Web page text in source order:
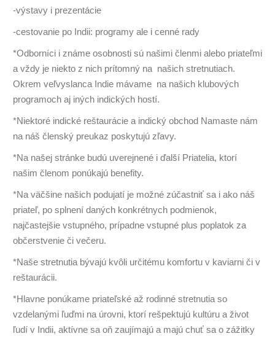
-výstavy i prezentácie
-cestovanie po Indii: programy ale i cenné rady
*Odborníci i známe osobnosti sú našimi členmi alebo priateľmi
a vždy je niekto z nich prítomný na našich stretnutiach.
Okrem veľvyslanca Indie mávame na našich klubových
programoch aj iných indických hostí.
*Niektoré indické reštaurácie a indický obchod Namaste nám
na náš členský preukaz poskytujú zľavy.
*Na našej stránke budú uverejnené i ďalší Priatelia, ktorí
našim členom ponúkajú benefity.
*Na väčšine našich podujatí je možné zúčastniť sa i ako náš
priateľ, po splnení daných konkrétnych podmienok,
najčastejšie vstupného, prípadne vstupné plus poplatok za
občerstvenie či večeru.
*Naše stretnutia bývajú kvôli určitému komfortu v kaviarni či v
reštaurácii.
*Hlavne ponúkame priateľské až rodinné stretnutia so
vzdelanými ľuďmi na úrovni, ktorí rešpektujú kultúru a život
ľudí v Indii, aktívne sa oň zaujímajú a majú chuť sa o zážitky